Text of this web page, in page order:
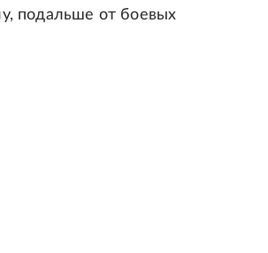
подальше от боевых